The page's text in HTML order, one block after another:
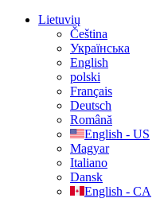
Lietuvių
Čeština
Українська
English
polski
Français
Deutsch
Română
English - US
Magyar
Italiano
Dansk
English - CA